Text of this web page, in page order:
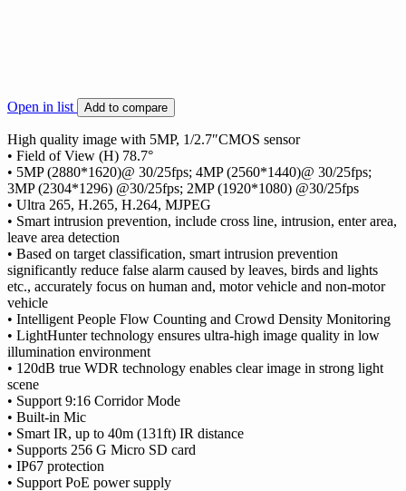
Open in list Add to compare
High quality image with 5MP, 1/2.7″CMOS sensor
• Field of View (H) 78.7°
• 5MP (2880*1620)@ 30/25fps; 4MP (2560*1440)@ 30/25fps;
3MP (2304*1296) @30/25fps; 2MP (1920*1080) @30/25fps
• Ultra 265, H.265, H.264, MJPEG
• Smart intrusion prevention, include cross line, intrusion, enter area,
leave area detection
• Based on target classification, smart intrusion prevention
significantly reduce false alarm caused by leaves, birds and lights
etc., accurately focus on human and, motor vehicle and non-motor
vehicle
• Intelligent People Flow Counting and Crowd Density Monitoring
• LightHunter technology ensures ultra-high image quality in low
illumination environment
• 120dB true WDR technology enables clear image in strong light
scene
• Support 9:16 Corridor Mode
• Built-in Mic
• Smart IR, up to 40m (131ft) IR distance
• Supports 256 G Micro SD card
• IP67 protection
• Support PoE power supply